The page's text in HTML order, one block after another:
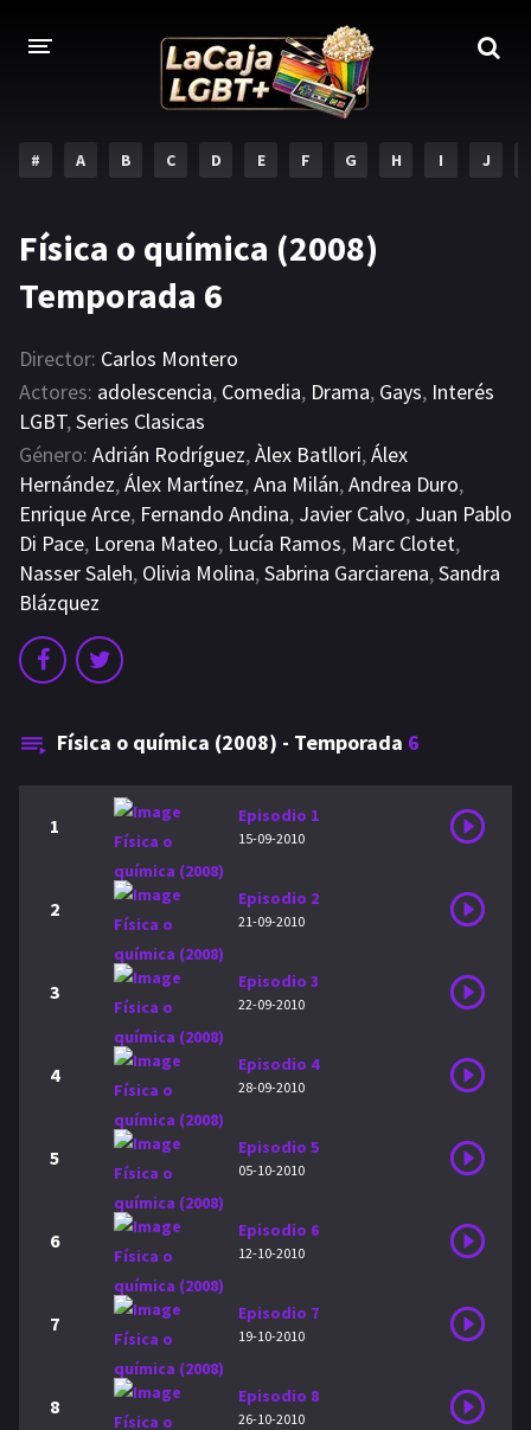
# A B C D E F G H I J
Física o química (2008)
Temporada 6
Director: Carlos Montero
Actores: adolescencia, Comedia, Drama, Gays, Interés
LGBT,Series Clasicas
Género: Adrián Rodríguez,Àlex Batllori,Álex
Hernández,Álex Martínez,Ana Milán,Andrea Duro,
Enrique Arce, Fernando Andina, Javier Calvo, Juan Pablo
Di Pace, Lorena Mateo, Lucía Ramos, Marc Clotet,
Nasser Saleh, Olivia Molina,Sabrina Garciarena,Sandra
Blázquez
Física o química (2008) - Temporada 6
1 Episodio 1
15-09-2010
2 Episodio 2
21-09-2010
3 Episodio 3
22-09-2010
4 Episodio 4
28-09-2010
5 Episodio 5
05-10-2010
6 Episodio 6
12-10-2010
7 Episodio 7
19-10-2010
8 Episodio 8
26-10-2010